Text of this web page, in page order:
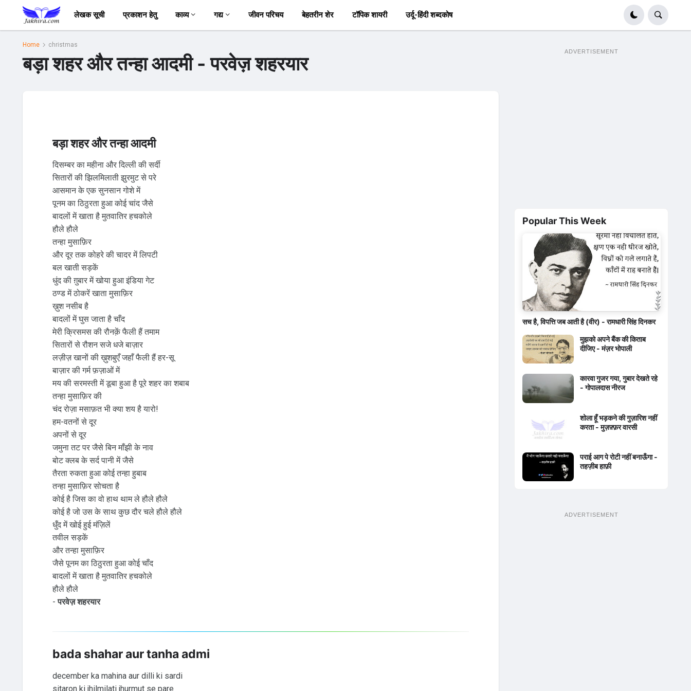
लेखक सूची प्रकाशन हेतु काव्य गद्य जीवन परिचय बेहतरीन शेर टॉपिक शायरी उर्दू-हिंदी शब्दकोष
Home christmas
बड़ा शहर और तन्हा आदमी - परवेज़ शहरयार
बड़ा शहर और तन्हा आदमी
दिसम्बर का महीना और दिल्ली की सर्दी
सितारों की झिलमिलाती झुरमुट से परे
आसमान के एक सुनसान गोशे में
पूनम का ठिठुरता हुआ कोई चांद जैसे
बादलों में खाता है मुतवातिर हचकोले
हौले हौले
तन्हा मुसाफ़िर
और दूर तक कोहरे की चादर में लिपटी
बल खाती सड़कें
धुंद की ग़ुबार में खोया हुआ इंडिया गेट
ठण्ड में ठोकरें खाता मुसाफ़िर
ख़ुश नसीब है
बादलों में घुस जाता है चाँद
मेरी क्रिसमस की रौनक़ें फैली हैं तमाम
सितारों से रौशन सजे धजे बाज़ार
लज़ीज़ खानों की ख़ुशबुएँ जहाँ फैली हैं हर-सू
बाज़ार की गर्म फ़ज़ाओं में
मय की सरमस्ती में डूबा हुआ है पूरे शहर का शबाब
तन्हा मुसाफ़िर की
चंद रोज़ा मसाफ़त भी क्या शय है यारो!
हम-वतनों से दूर
अपनों से दूर
जमुना तट पर जैसे बिन माँझी के नाव
बोट क्लब के सर्द पानी में जैसे
तैरता रुकता हुआ कोई तन्हा हुबाब
तन्हा मुसाफ़िर सोचता है
कोई है जिस का वो हाथ थाम ले हौले हौले
कोई है जो उस के साथ कुछ दौर चले हौले हौले
धुँद में खोई हुई मंज़िलें
तवील सड़कें
और तन्हा मुसाफ़िर
जैसे पूनम का ठिठुरता हुआ कोई चाँद
बादलों में खाता है मुतवातिर हचकोले
हौले हौले
-परवेज़ शहरयार
bada shahar aur tanha admi
december ka mahina aur dilli ki sardi
sitaron ki jhilmilati jhurmut se pare
ADVERTISEMENT
Popular This Week
सच है, विपत्ति जब आती है (वीर) - रामधारी सिंह दिनकर
मुझको अपने बैंक की किताब
दीजिए - मंज़र भोपाली
कारवा गुजर गया, गुबार देखते रहे
- गोपालदास नीरज
शोला हूँ भड़कने की गुज़ारिश नहीं
करता - मुज़फ़्फ़र वारसी
पराई आग पे रोटी नहीं बनाऊँगा -
तहज़ीब हाफ़ी
ADVERTISEMENT